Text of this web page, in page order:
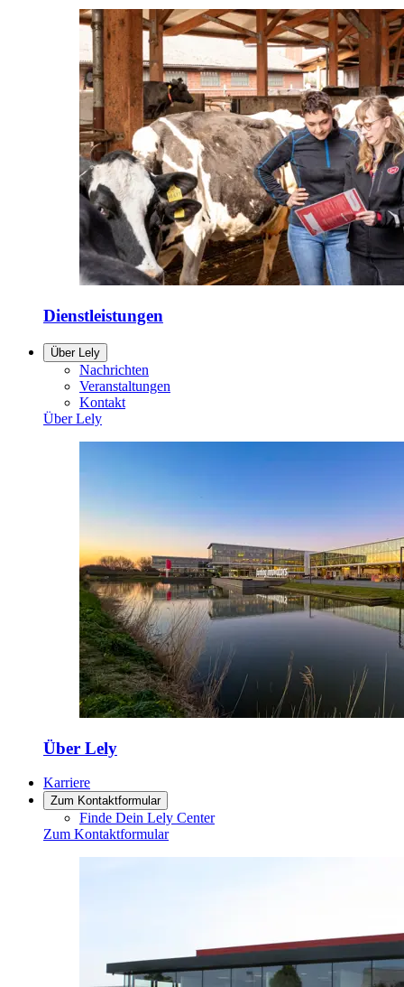
Dienstleistungen
Über Lely
Nachrichten
Veranstaltungen
Kontakt
Über Lely
Über Lely
Karriere
Zum Kontaktformular
Finde Dein Lely Center
Zum Kontaktformular